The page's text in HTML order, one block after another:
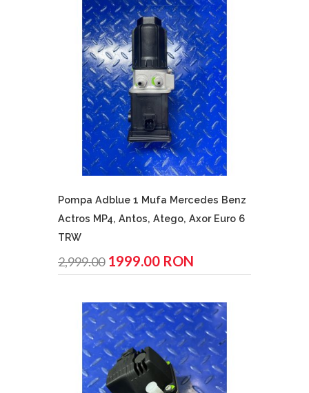
Pompa Adblue 1 Mufa Mercedes Benz
Actros MP4, Antos, Atego, Axor Euro 6
TRW
2,999.00 1999.00 RON